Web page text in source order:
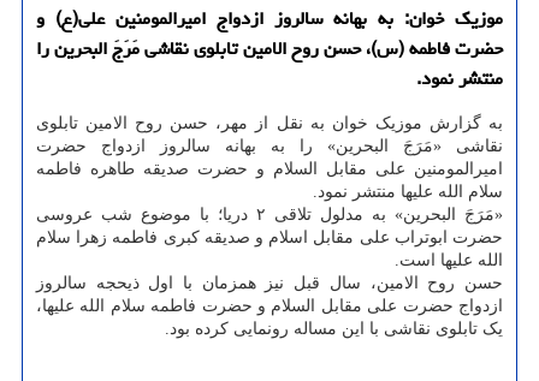
موزیک خوان: به بهانه سالروز ازدواج امیرالمومنین علی(ع) و
حضرت فاطمه (س)، حسن روح الامین تابلوی نقاشی مَرَجَ البحرین را
منتشر نمود.
به گزارش موزیک خوان به نقل از مهر، حسن روح الامین تابلوی
نقاشی «مَرَجَ البحرین» را به بهانه سالروز ازدواج حضرت
امیرالمومنین علی مقابل السلام و حضرت صدیقه طاهره فاطمه
سلام الله علیها منتشر نمود.
«مَرَجَ البحرین» به مدلول تلاقی ۲ دریا؛ با موضوع شب عروسی
حضرت ابوتراب علی مقابل اسلام و صدیقه کبری فاطمه زهرا سلام
الله علیها است.
حسن روح الامین، سال قبل نیز همزمان با اول ذیحجه سالروز
ازدواج حضرت علی مقابل السلام و حضرت فاطمه سلام الله علیها،
یک تابلوی نقاشی با این مساله رونمایی کرده بود.